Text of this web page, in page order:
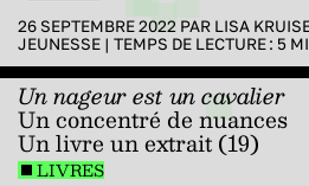
26 SEPTEMBRE 2022 PAR LISA
JEUNESSE | TEMPS DE LECTURE : 5
Un nageur est un cavalier
Un concentré de nuances
Un livre un extrait (19)
LIVRES